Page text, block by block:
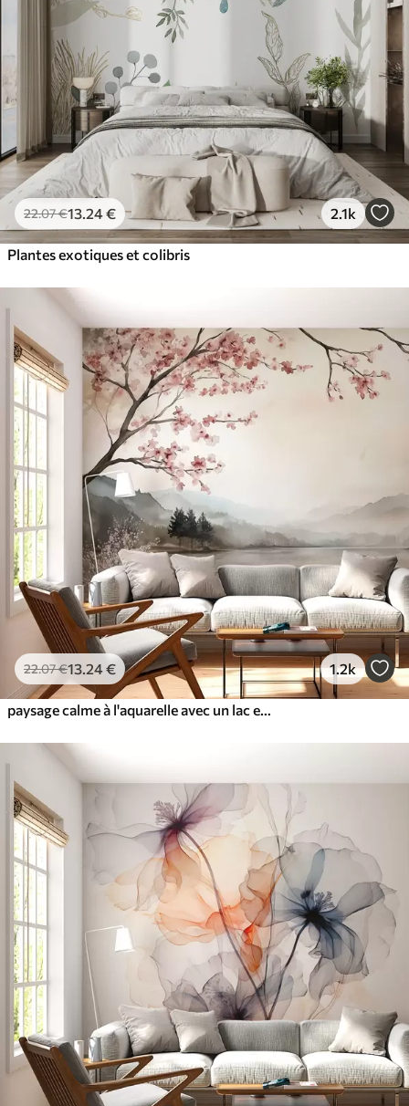
22.07€13 .24€ 2.1k
Plantes exotiques et colibris
22.07€13 .24€ 1.2k